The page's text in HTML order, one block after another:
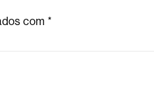
com *